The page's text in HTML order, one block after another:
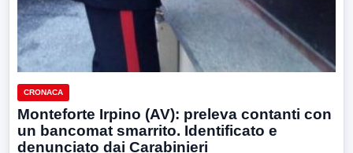
CRONACA
Monteforte Irpino (AV): preleva contanti con
un bancomat smarrito. Identificato e
denunciato dai Carabinieri